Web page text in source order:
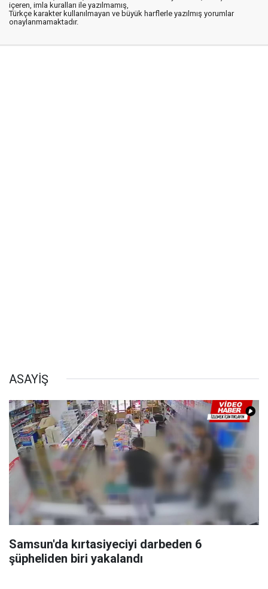
içeren, imla kuralları ile yazılmamış,
Türkçe karakter kullanılmayan ve büyük harflerle yazılmış yorumlar
onaylanmamaktadır.
ASAYİŞ
Samsun'da kırtasiyeciyi darbeden 6
şüpheliden biri yakalandı